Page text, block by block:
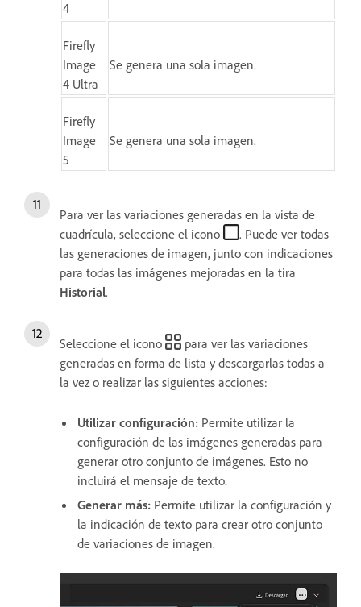
4
Firefly
Image
4 Ultra
Se genera una sola imagen.
Firefly
Image
5
Se genera una sola imagen.
Para ver las variaciones generadas en la vista de
cuadrícula, seleccione el icono
. Puede ver todas
las generaciones de imagen, junto con indicaciones
para todas las imágenes mejoradas en la tira
Historial.
Seleccione el icono
para ver las variaciones
generadas en forma de lista y descargarlas todas a
la vez o realizar las siguientes acciones:
Utilizar configuración: Permite utilizar la
configuración de las imágenes generadas para
generar otro conjunto de imágenes. Esto no
incluirá el mensaje de texto.
Generar más: Permite utilizar la configuración y
la indicación de texto para crear otro conjunto
de variaciones de imagen.